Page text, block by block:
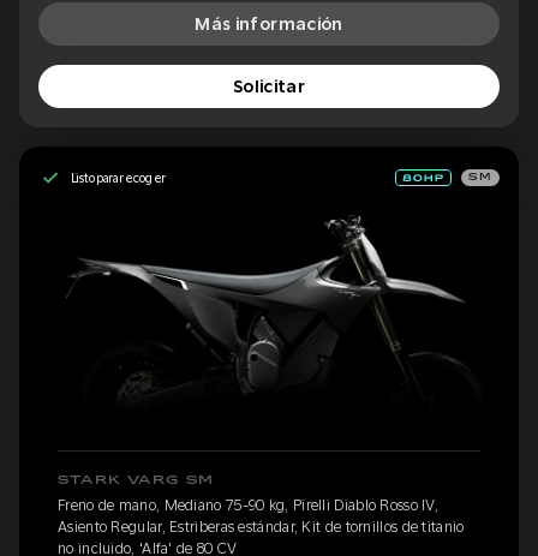
Más información
Solicitar
Listo para recoger SM
STARK VARG SM
Freno de mano, Mediano 75-90 kg, Pirelli Diablo Rosso IV,
Asiento Regular, Estriberas estándar, Kit de tornillos de titanio
no incluido, 'Alfa' de 80 CV